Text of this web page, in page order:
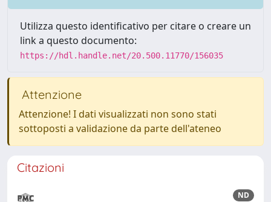
Utilizza questo identificativo per citare o creare un
link a questo documento:
https://hdl.handle.net/20.500.11770/156035
Attenzione
Attenzione! I dati visualizzati non sono stati
sottoposti a validazione da parte dell'ateneo
Citazioni
ND